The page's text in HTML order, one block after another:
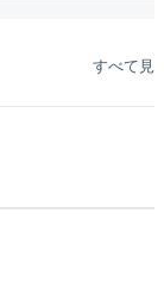
すべて見